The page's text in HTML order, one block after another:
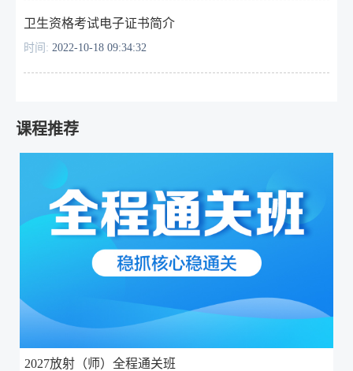
卫生资格考试电子证书简介
时间: 2022-10-18 09:34:32
课程推荐
2027放射（师）全程通关班